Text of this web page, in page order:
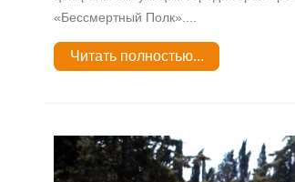
«Бессмертный Полк»....
Читать полностью...